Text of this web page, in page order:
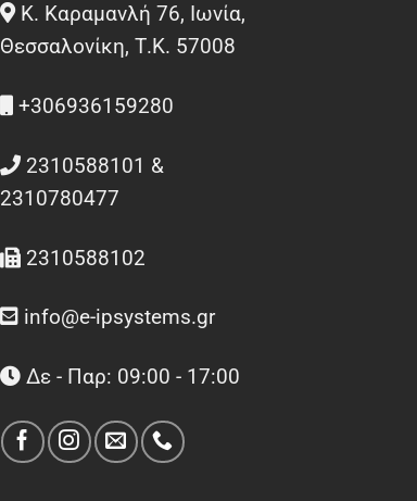
Κ. Καραμανλή 76, Ιωνία,
Θεσσαλονίκη, Τ.Κ. 57008
+306936159280
2310588101 &
2310780477
2310588102
info@e-ipsystems.gr
Δε - Παρ: 09:00 - 17:00